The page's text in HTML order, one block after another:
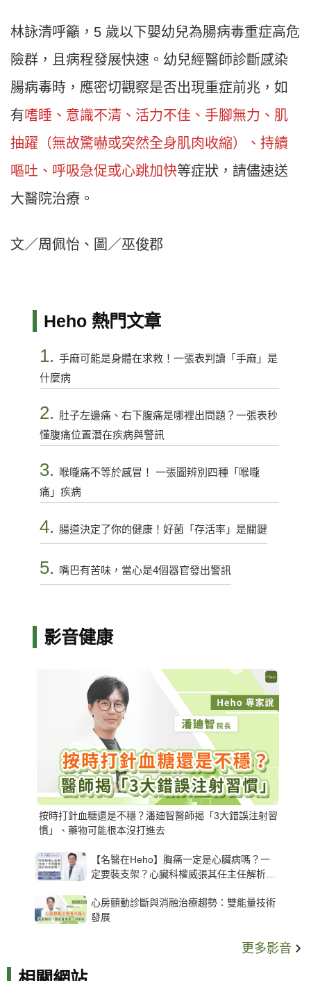
林詠清呼籲，5 歲以下嬰幼兒為腸病毒重症高危
險群，且病程發展快速。幼兒經醫師診斷感染
腸病毒時，應密切觀察是否出現重症前兆，如
有嗜睡、意識不清、活力不佳、手腳無力、肌
抽躍（無故驚嚇或突然全身肌肉收縮）、持續
嘔吐、呼吸急促或心跳加快等症狀，請儘速送
大醫院治療。
文／周佩怡、圖／巫俊郡
Heho 熱門文章
1. 手麻可能是身體在求救！一張表判讀「手麻」是
什麼病
2. 肚子左邊痛、右下腹痛是哪裡出問題？一張表秒
懂腹痛位置潛在疾病與警訊
3.
喉嚨痛不等於感冒！ 一張圖辨別四種「喉嚨
痛」疾病
4. 腸道決定了你的健康！好菌「存活率」是關鍵
5. 嘴巴有苦味，當心是4個器官發出警訊
影音健康
按時打針血糖還是不穩？潘廸智醫師揭「3大錯誤注射習
慣」、藥物可能根本沒打進去
【名醫在Heho】胸痛一定是心臟病嗎？一
定要裝支架？心臟科權威張其任主任解析支
心房顫動診斷與消融治療趨勢：雙能量技術
發展
更多影音